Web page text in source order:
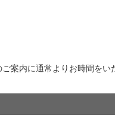
案内に通常よりお時間をい